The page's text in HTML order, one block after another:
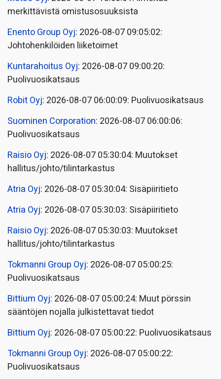
merkittävistä omistusosuuksista
Enento Group Oyj: 2026-08-07 09:05:02:
Johtohenkilöiden liiketoimet
Kuntarahoitus Oyj: 2026-08-07 09:00:20:
Puolivuosikatsaus
Robit Oyj: 2026-08-07 06:00:09: Puolivuosikatsaus
Suominen Corporation: 2026-08-07 06:00:06:
Puolivuosikatsaus
Raisio Oyj: 2026-08-07 05:30:04: Muutokset
hallitus/johto/tilintarkastus
Atria Oyj: 2026-08-07 05:30:04: Sisäpiiritieto
Atria Oyj: 2026-08-07 05:30:03: Sisäpiiritieto
Raisio Oyj: 2026-08-07 05:30:03: Muutokset
hallitus/johto/tilintarkastus
Tokmanni Group Oyj: 2026-08-07 05:00:25:
Puolivuosikatsaus
Bittium Oyj: 2026-08-07 05:00:24: Muut pörssin
sääntöjen nojalla julkistettavat tiedot
Bittium Oyj: 2026-08-07 05:00:22: Puolivuosikatsaus
Tokmanni Group Oyj: 2026-08-07 05:00:22:
Puolivuosikatsaus